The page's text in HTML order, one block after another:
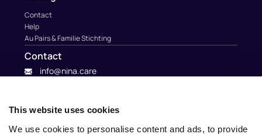
This website uses cookies
We use cookies to personalise content and ads, to provide
Contact
Help
Au Pairs & Familie Stichting
Contact
info@nina.care